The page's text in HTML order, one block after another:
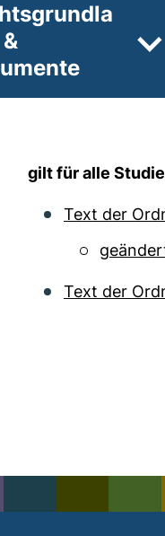
gilt für alle
Text der
Text der